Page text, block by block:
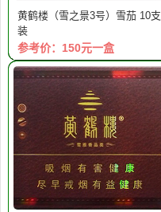
黄鹤楼（雪之景3号）雪茄 10支
装
参考价：150元一盒